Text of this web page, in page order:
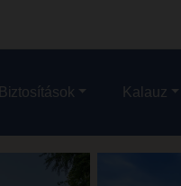
Biztosítások Kalauz